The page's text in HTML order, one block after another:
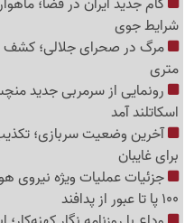
شرایط جوی
متری
رونمایی از سرمربی جدید
اسکاتلند آمد
آخرین وضعیت سربازی؛
برای غایبان
جزئیات عملیات ویژه نیروی
100 پا تا عبور از پدافند